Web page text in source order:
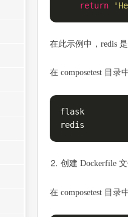
return
在此示例中，redis
在 composetest 目录
flask
redis
⒉ 创建 Dockerfile
在 composetest 目录